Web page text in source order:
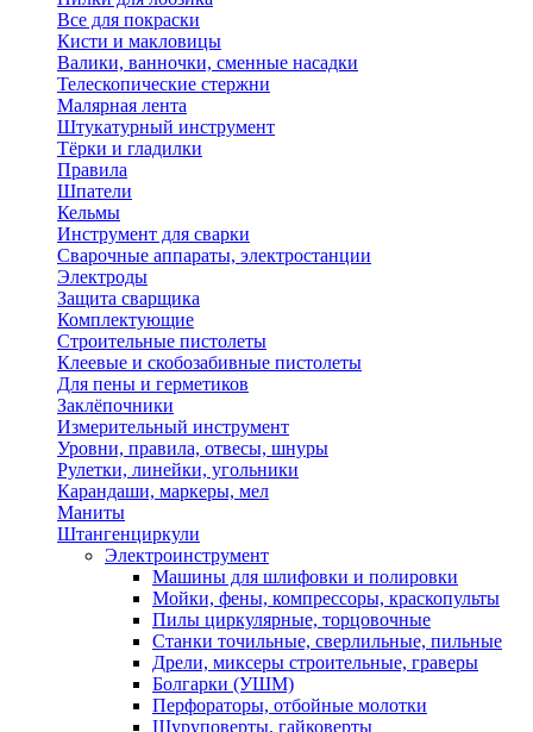
Все для покраски
Кисти и макловицы
Валики, ванночки, сменные насадки
Телескопические стержни
Малярная лента
Штукатурный инструмент
Тёрки и гладилки
Правила
Шпатели
Кельмы
Инструмент для сварки
Сварочные аппараты, электростанции
Электроды
Защита сварщика
Комплектующие
Строительные пистолеты
Клеевые и скобозабивные пистолеты
Для пены и герметиков
Заклёпочники
Измерительный инструмент
Уровни, правила, отвесы, шнуры
Рулетки, линейки, угольники
Карандаши, маркеры, мел
Маниты
Штангенциркули
Электроинструмент
Машины для шлифовки и полировки
Мойки, фены, компрессоры, краскопульты
Пилы циркулярные, торцовочные
Станки точильные, сверлильные, пильные
Дрели, миксеры строительные, граверы
Болгарки (УШМ)
Перфораторы, отбойные молотки
Шуруповерты, гайковерты